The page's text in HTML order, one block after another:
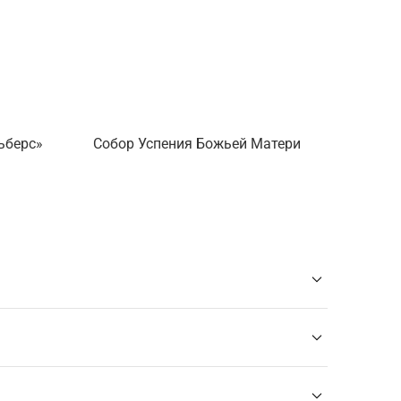
Собор Успения Божьей Матери